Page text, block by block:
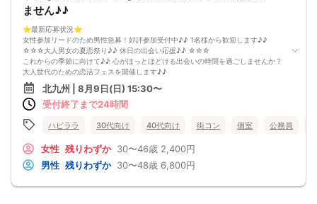
ません♪♪
⭐️最新応募状況⭐️
女性参加リードのため男性急募！好評参加受付中♪♪ 1名様から歓迎します♪♪
☆☆☆大人男女の夏恋祭り♪♪ 休日の出会い応援♪♪ ☆☆☆
これからの季節に向けて♪♪ 心がほっとほどける出会いの時間を過ごしませんか？
大人世代のための恋活フェスを開催します♪♪
参加者はほぼ30代〜40代半ばの方が中心♪♪
年齢が近いからこそ、会話が弾みやすく、共感できるポイントもたくさん♪♪
「気を使わず自然体で話せる出会いがほしい」という方にぴったりのイベントで
忙しい日常を少し忘れて、ゆったり話せる半個室の空間をご用意しています♪♪
初参加の方でも安心して馴染める、カジュアルで優しい雰囲気です。
「まずはお友達から仲良くなりたい♪」
「気になる人とカフェや納涼デートに行ってみたい♪」
どこか懐かしい空気感の中で皆さんでおしゃべりする時間は、きっと笑顔があふ
北九州 | 8月9日(日) 15:30〜
受付終了まで24時間
ハピララ 30代向け 40代向け 街コン 個室 公務員
女性 残りわずか 30〜46歳 2,400円
男性 残りわずか 30〜48歳 6,800円